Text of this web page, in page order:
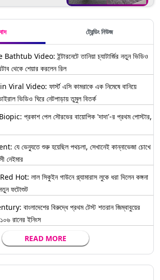
ট্রেন্ডিং নিউজ
Video: ইন্টারনেটে তানিয়া চ্যাটার্জির নতুন ভিডিও
থেকে শেয়ার করলেন রিল
Video: ফার্স্ট এসি কামরাকে এক নিমেষে বানিয়ে
ভিডিও ঘিরে নেটপাড়ায় তুমুল বিতর্ক
প্রকাশ পেল সৌরভের বায়োপিক 'দাদা'-র প্রথম পোস্টার,
ভেন্যুতে শুরু হয়েছিল পথচলা, সেখানেই কান্নাভেজা চোখে
নেইমার
লাল সিকুইন গাউনে গ্ল্যামারাস লুকে ধরা দিলেন কঙ্গনা
নতুন ফটোশুট
বাংলাদেশের বিরুদ্ধে প্রথম টেস্ট শতরান জিম্বাবুয়ের
রানের ইনিংস
READ MORE